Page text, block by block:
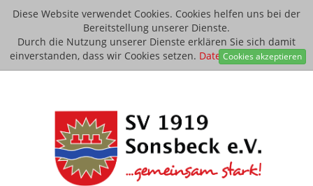
Diese Website verwendet Cookies. Cookies helfen uns bei der
Bereitstellung unserer Dienste.
Durch die Nutzung unserer Dienste erklären Sie sich damit
einverstanden, dass wir Cookies setzen. Datenschutzerklärung
Cookies akzeptieren